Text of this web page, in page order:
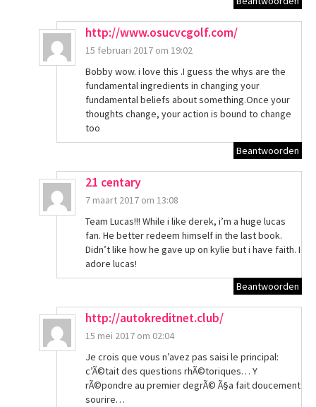
http://www.osucvcgolf.com/
15 februari 2017 om 19:02
Bobby wow. i love this .I guess the whys are the
fundamental ingredients in changing your
fundamental beliefs about something.Once your
thoughts change, your action is bound to change
too
Beantwoorden
21 centary
7 maart 2017 om 13:08
Team Lucas!!! While i like derek, i’m a huge lucas
fan. He better redeem himself in the last book.
Didn’t like how he gave up on kylie but i have faith. I
adore lucas!
Beantwoorden
http://autokreditnet.club/
15 mei 2017 om 02:04
Je crois que vous n’avez pas saisi le principal:
c’Ã©tait des questions rhÃ©toriques… Y
rÃ©pondre au premier degrÃ© Ã§a fait doucement
sourire…